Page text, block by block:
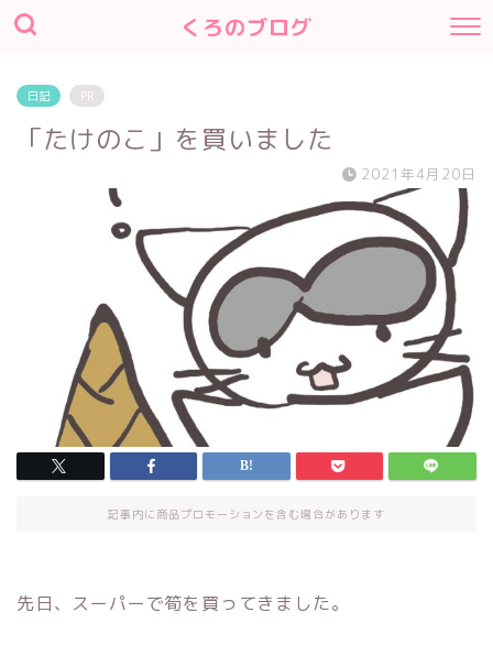
くろのブログ
日記 PR
「たけのこ」を買いました
2021年4月20日
記事内に商品プロモーションを含む場合があります
先日、スーパーで筍を買ってきました。